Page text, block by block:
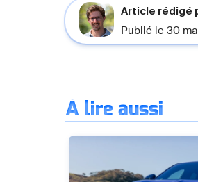
Article rédigé
Publié le 30
À lire aussi